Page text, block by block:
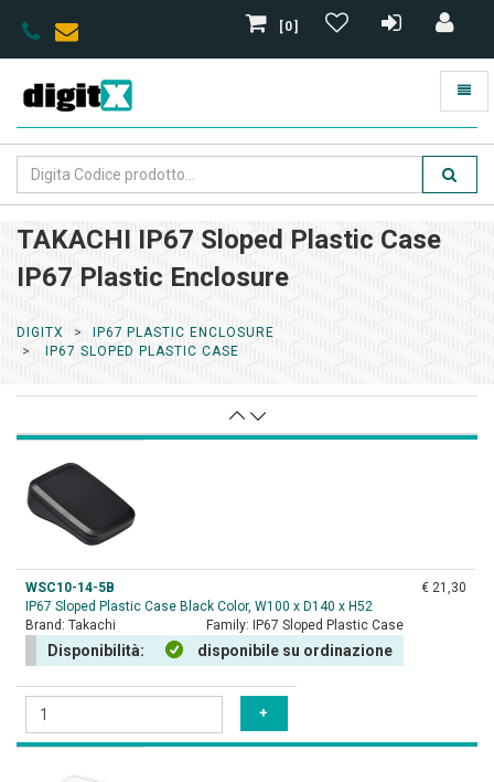
[0]
TAKACHI IP67 Sloped Plastic Case
IP67 Plastic Enclosure
DIGITX
IP67 PLASTIC ENCLOSURE
IP67 SLOPED PLASTIC CASE
WSC10-14-5B
IP67 Sloped Plastic Case Black Color, W100 x D140 x H52
Brand: Takachi Family: IP67 Sloped Plastic Case
Disponibilità: disponibile su ordinazione
€ 21,30